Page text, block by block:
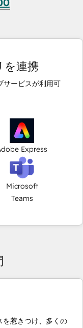
を連携
サービスが利用可
Express
Microsoft
Teams
惹きつけ、多くの